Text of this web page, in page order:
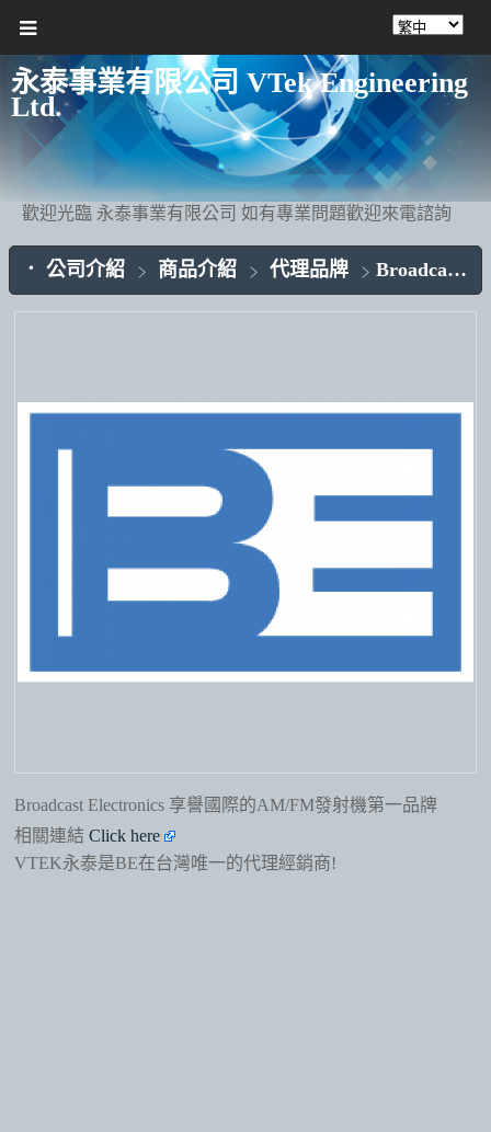
永泰事業有限公司 VTek Engineering
Ltd.
歡迎光臨 永泰事業有限公司 如有專業問題歡迎來電諮詢
公司介紹 商品介紹 代理品牌 Broadcast Electronics 享譽國際的AM/FM發射機第一品牌
Broadcast Electronics 享譽國際的AM/FM發射機第一品牌
相關連結 Click here
VTEK永泰是BE在台灣唯一的代理經銷商!